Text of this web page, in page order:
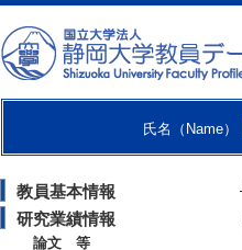
氏名（Name）
教員基本情報
研究業績情報
論文 等